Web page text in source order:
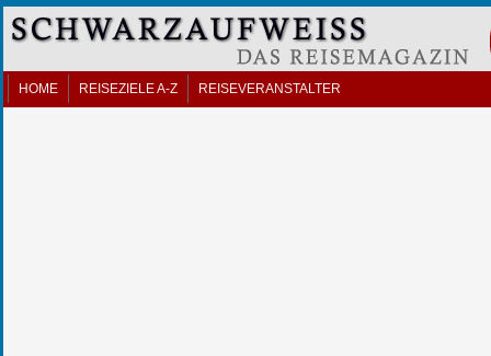
HOME REISEZIELE A-Z REISEVERANSTALTER